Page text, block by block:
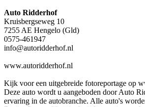
Auto Ridderhof
Kruisbergseweg 10
7255 AE Hengelo (Gld)
0575-461947
info@autoridderhof.nl
www.autoridderhof.nl
Kijk voor een uitgebreide fotoreportage op
Deze auto wordt u aangeboden door Auto
ervaring in de autobranche. Alle auto's